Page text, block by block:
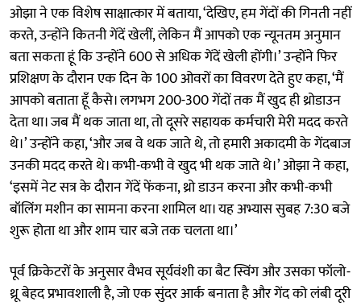
ओझा ने एक विशेष साक्षात्कार में बताया, ‘देखिए, हम गेंदों की गिनती नहीं
करते, उन्होंने कितनी गेंदें खेलीं, लेकिन मैं आपको एक न्यूनतम अनुमान
बता सकता हूं कि उन्होंने 600 से अधिक गेंदें खेली होंगी।’ उन्होंने फिर
प्रशिक्षण के दौरान एक दिन के 100 ओवरों का विवरण देते हुए कहा, ‘मैं
आपको बताता हूँ कैसे। लगभग 200-300 गेंदों तक मैं खुद ही थ्रोडाउन
देता था। जब मैं थक जाता था, तो दूसरे सहायक कर्मचारी मेरी मदद करते
थे।’ उन्होंने कहा, ‘और जब वे थक जाते थे, तो हमारी अकादमी के गेंदबाज
उनकी मदद करते थे। कभी-कभी वे खुद भी थक जाते थे।’ ओझा ने कहा,
‘इसमें नेट सत्र के दौरान गेंदें फेंकना, थ्रो डाउन करना और कभी-कभी
बॉलिंग मशीन का सामना करना शामिल था। यह अभ्यास सुबह 7:30 बजे
शुरू होता था और शाम चार बजे तक चलता था।’
पूर्व क्रिकेटरों के अनुसार वैभव सूर्यवंशी का बैट स्विंग और उसका फॉलो-
थ्रू बेहद प्रभावशाली है, जो एक सुंदर आर्क बनाता है और गेंद को लंबी दूरी